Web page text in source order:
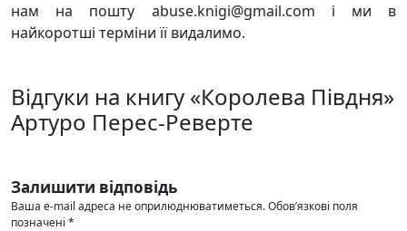
нам на пошту abuse.knigi@gmail.com і ми в
найкоротші терміни її видалимо.
Відгуки на книгу «Королева Півдня»
Артуро Перес-Реверте
Залишити відповідь
Ваша e-mail адреса не оприлюднюватиметься.Обов’язкові поля
позначені *